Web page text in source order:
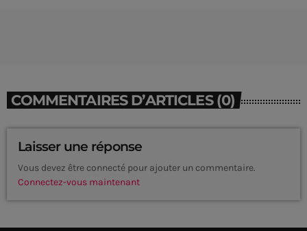
COMMENTAIRES D’ARTICLES (0)
Laisser une réponse
Vous devez être connecté pour ajouter un commentaire.
Connectez-vous maintenant